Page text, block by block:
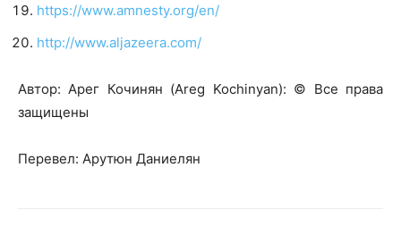
https://www.amnesty.org/en/
http://www.aljazeera.com/
Автор: Арег Кочинян (Areg Kochinyan): © Все права
защищены
Перевел: Арутюн Даниелян